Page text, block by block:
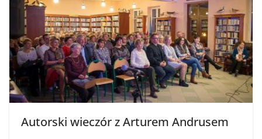
Autorski wieczór z Arturem Andrusem